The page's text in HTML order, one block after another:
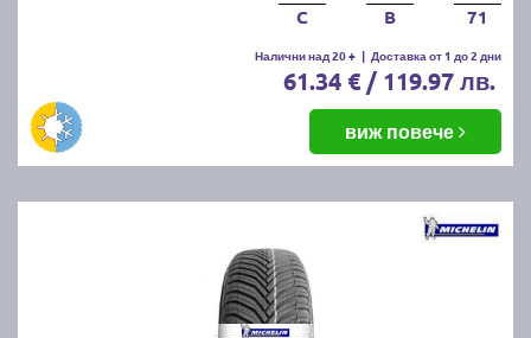
C B 71
Налични над 20 + | Доставка от 1 до 2 дни
61.34 € / 119.97 лв.
виж повече